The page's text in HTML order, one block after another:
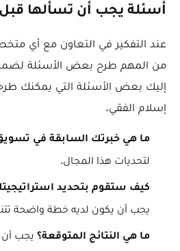
أسئلة يجب أن تسألها قبل
عند التفكير في التعاون مع أي
من المهم طرح بعض الأسئلة لضمان
إليك بعض الأسئلة التي يمكنك
إسلام الفقي.
ما هي خبرتك السابقة في تسويق
لتحديات هذا المجال.
كيف ستقوم بتحديد
يجب أن يكون لديه خطة واضحة
ما هي النتائج المتوقعة؟ يجب